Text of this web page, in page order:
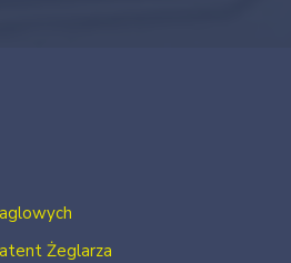
Żeglarza